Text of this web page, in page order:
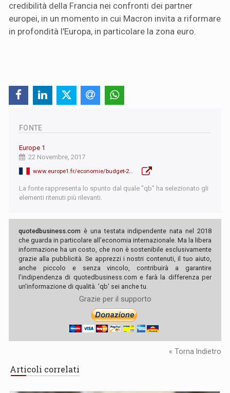
credibilità della Francia nei confronti dei partner
europei, in un momento in cui Macron invita a riformare
in profondità l'Europa, in particolare la zona euro.
FONTE
Europe 1
22 Novembre, 2017
La fonte rappresenta lo spunto dal quale "qb" ha selezionato gli
elementi ritenuti più rilevanti.
quotedbusiness.com è una testata indipendente nata nel 2018
che guarda in particolare all'economia internazionale. Ma la libera
informazione ha un costo, che non è sostenibile esclusivamente
grazie alla pubblicità. Se apprezzi i nostri contenuti, il tuo aiuto,
anche piccolo e senza vincolo, contribuirà a garantire
l'indipendenza di quotedbusiness.com e farà la differenza per
un'informazione di qualità. 'qb' sei anche tu.
Grazie per il supporto
« Torna Indietro
Articoli correlati